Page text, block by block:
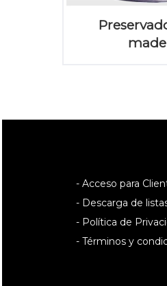
- Acceso para
- Descarga de
- Política de
- Términos y